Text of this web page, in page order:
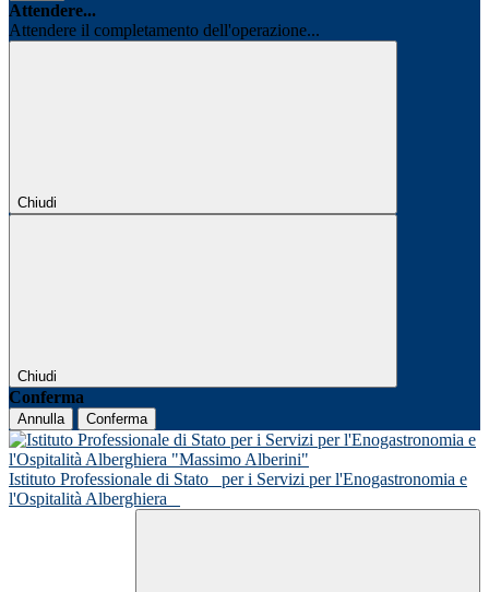
Attendere...
Attendere il completamento dell'operazione...
Chiudi
Chiudi
Conferma
Annulla Conferma
Istituto Professionale di Stato
per i Servizi per l'Enogastronomia e
l'Ospitalità Alberghiera